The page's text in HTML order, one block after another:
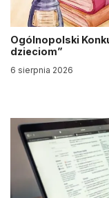
Ogólnopolski
dzieciom”
6 sierpnia 2026